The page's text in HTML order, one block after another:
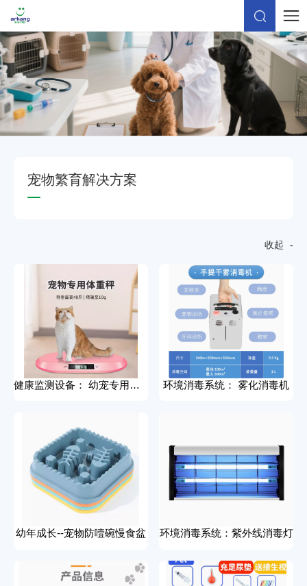
宠物繁育解决方案
收起
健康监测设备： 幼宠专用体重秤、体温仪 环境消毒系统： 雾化消毒机
幼年成长--宠物防噎碗慢食盆 环境消毒系统：紫外线消毒灯